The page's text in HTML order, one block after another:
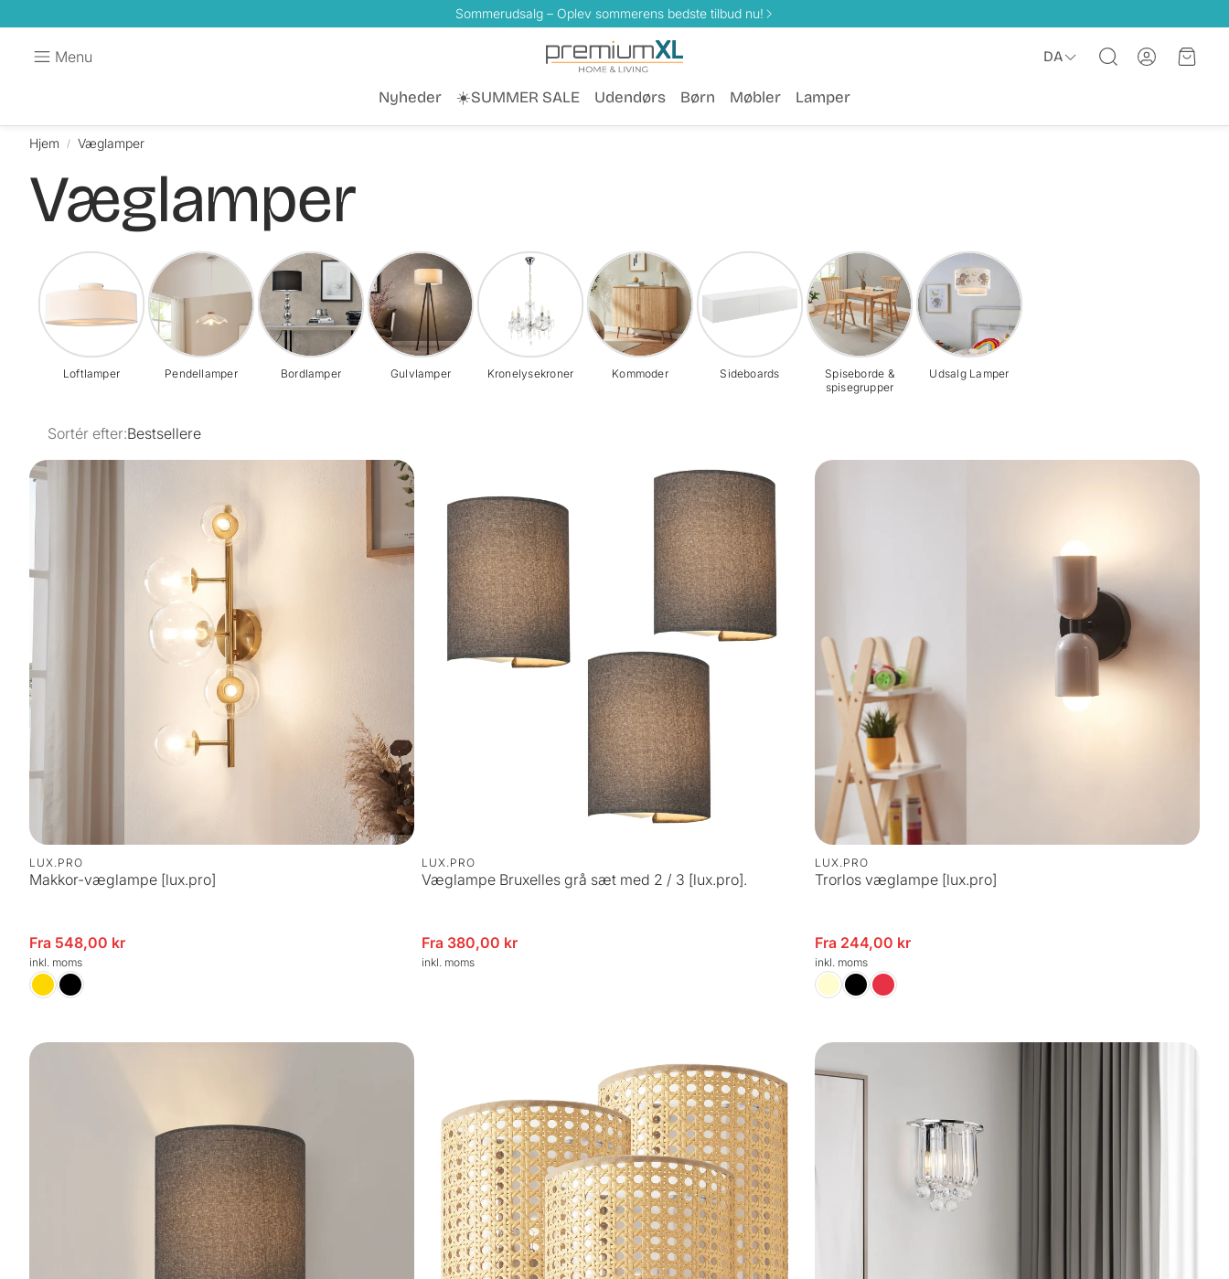
Sommerudsalg – Oplev sommerens bedste tilbud nu!
Menu DA
Søg
Konto
Nyheder ☀️SUMMER SALE Udendørs Børn Møbler Lamper
Hjem Væglamper
Væglamper
Loftlamper Pendellamper Bordlamper Gulvlamper Kronelysekroner Kommoder Sideboards
Spiseborde &
spisegrupper
Udsalg Lamper
Sortér efter:Bestsellere
LUX.PRO
Makkor-væglampe [lux.pro]
Fra 548,00 kr
inkl. moms
LUX.PRO
Væglampe Bruxelles grå sæt med 2 / 3 [lux.pro].
Udsalgspris
Fra 380,00 kr
inkl. moms
LUX.PRO
Trorlos væglampe [lux.pro]
Udsalgspris
Fra 244,00 kr
inkl. moms